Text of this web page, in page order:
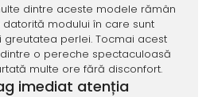
dintre aceste modele rămân
modului în care sunt
greutatea perlei. Tocmai acest
o pereche spectaculoasă
multe ore fără disconfort.
imediat atenția